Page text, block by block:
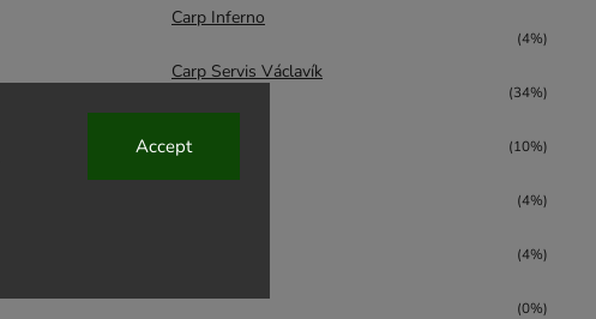
Accept
Carp Inferno
(4%)
Carp Servis Václavík
(34%)
(10%)
CCT Master
(4%)
(4%)
(0%)